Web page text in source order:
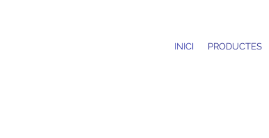
INICI PRODUCTES